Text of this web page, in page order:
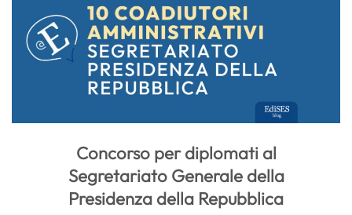
Concorso per diplomati al
Segretariato Generale della
Presidenza della Repubblica